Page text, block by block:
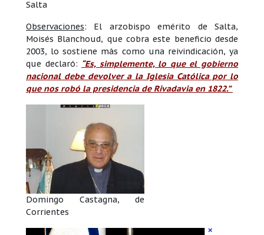
Salta
Observaciones: El arzobispo emérito de Salta,
Moisés Blanchoud, que cobra este beneficio desde
2003, lo sostiene más como una reivindicación, ya
que declaró: “Es, simplemente, lo que el gobierno
nacional debe devolver a la Iglesia Católica por lo
que nos robó la presidencia de Rivadavia en 1822.”
Domingo Castagna, de
Corrientes